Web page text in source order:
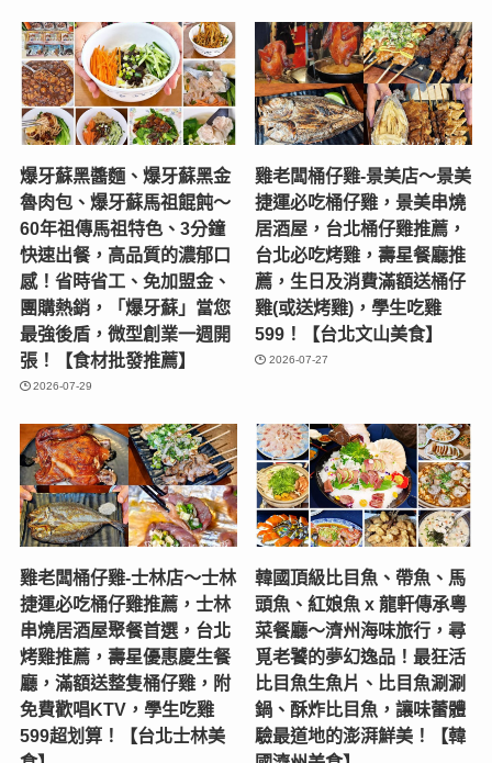
爆牙蘇黑醬麵、爆牙蘇黑金
魯肉包、爆牙蘇馬祖餛飩～
60年祖傳馬祖特色、3分鐘
快速出餐，高品質的濃郁口
感！省時省工、免加盟金、
團購熱銷，「爆牙蘇」當您
最強後盾，微型創業一週開
張！【食材批發推薦】
2026-07-29
雞老闆桶仔雞-景美店〜景美
捷運必吃桶仔雞，景美串燒
居酒屋，台北桶仔雞推薦，
台北必吃烤雞，壽星餐廳推
薦，生日及消費滿額送桶仔
雞(或送烤雞)，學生吃雞
599！【台北文山美食】
2026-07-27
雞老闆桶仔雞-士林店〜士林
捷運必吃桶仔雞推薦，士林
串燒居酒屋聚餐首選，台北
烤雞推薦，壽星優惠慶生餐
廳，滿額送整隻桶仔雞，附
免費歡唱KTV，學生吃雞
599超划算！【台北士林美
韓國頂級比目魚、帶魚、馬
頭魚、紅娘魚 x 龍軒傳承粵
菜餐廳～濟州海味旅行，尋
覓老饕的夢幻逸品！最狂活
比目魚生魚片、比目魚涮涮
鍋、酥炸比目魚，讓味蕾體
驗最道地的澎湃鮮美！【韓